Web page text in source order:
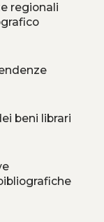
regionali
beni librari